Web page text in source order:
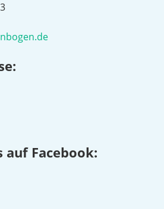
auf Facebook: